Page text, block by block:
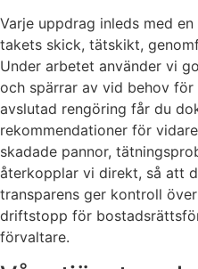
Varje uppdrag inleds med
takets skick, tätskikt,
Under arbetet använder vi
och spärrar av vid behov
avslutad rengöring får du
rekommendationer för
skadade pannor,
återkopplar vi direkt, så att
transparens ger kontroll
driftstopp för
förvaltare.